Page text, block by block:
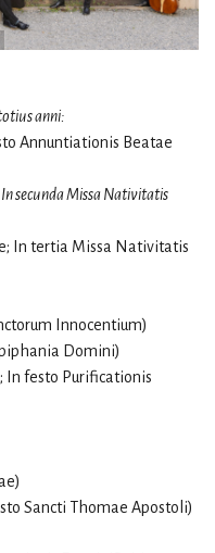
anni:
Annuntiationis Beatae
In secunda Missa Nativitatis
In tertia Missa Nativitatis
Innocentium)
Domini)
In festo Purificationis
Sancti Thomae Apostoli)